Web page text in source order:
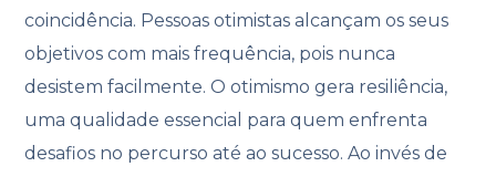
coincidência. Pessoas otimistas alcançam os seus
objetivos com mais frequência, pois nunca
desistem facilmente. O otimismo gera resiliência,
uma qualidade essencial para quem enfrenta
desafios no percurso até ao sucesso. Ao invés de